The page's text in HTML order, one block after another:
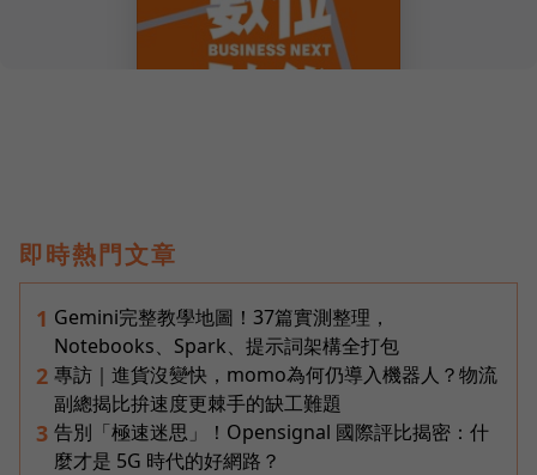
即時熱門文章
1 Gemini完整教學地圖！37篇實測整理，
Notebooks、Spark、提示詞架構全打包
2 專訪｜進貨沒變快，momo為何仍導入機器人？物流
副總揭比拚速度更棘手的缺工難題
3 告別「極速迷思」！Opensignal 國際評比揭密：什
麼才是 5G 時代的好網路？